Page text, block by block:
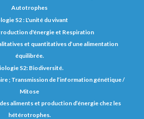
Autotrophes
S2 : L'unité du vivant
d'énergie et Respiration
et quantitatives d’une alimentation
équilibrée.
S2: Biodiversité.
; Transmission de l’information génétique /
Mitose
aliments et production d’énergie chez les
hétérotrophes.